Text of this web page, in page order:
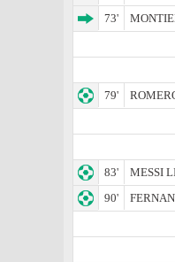
73'
79'
83'
MESSI
90'